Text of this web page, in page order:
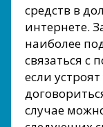
средств в
интернете.
наиболее
связаться с
если
случае